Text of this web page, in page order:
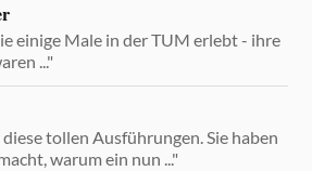
einige Male in der TUM erlebt - ihre
..."
tollen Ausführungen. Sie haben
warum ein nun ..."